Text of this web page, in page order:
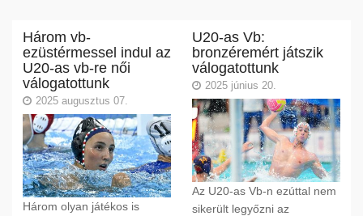
Három vb-
ezüstérmessel indul az
U20-as vb-re női
válogatottunk
2025 augusztus 07.
Három olyan játékos is
U20-as Vb:
bronzéremért játszik
válogatottunk
2025 június 20.
Az U20-as Vb-n ezúttal nem
sikerült legyőzni az